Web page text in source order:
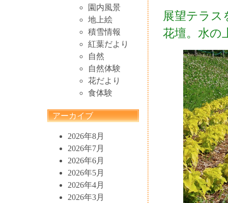
園内風景
地上絵
積雪情報
紅葉だより
自然
自然体験
花だより
食体験
アーカイブ
2026年8月
2026年7月
2026年6月
2026年5月
2026年4月
2026年3月
展望テラス
花壇。水の